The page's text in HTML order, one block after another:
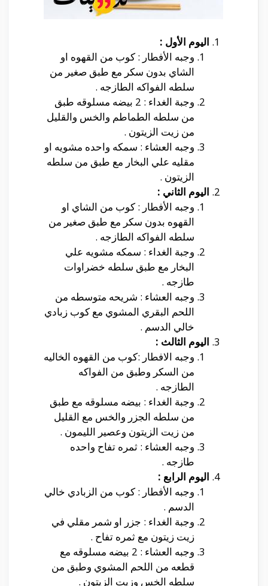
اليوم الأول :
وجبه الأفطار : كوب من القهوه او
الشاي بدون سكر مع طبق صغير من
سلطه الفواكه الطازجه .
وجبة الغداء : 2 بيضه مسلوقه طبق
من سلطه الطماطم والخس والقليل
من زيت الزيتون .
وجبه العشاء : سمكه واحده مشويه او
مقليه علي البخار مع طبق من سلطه
الزيتون .
اليوم الثاني :
وجبه الأفطار : كوب من الشاي او
القهوه بدون سكر مع طبق صغير من
سلطه الفواكه الطازجه .
وجبة الغداء : سمكه مشويه علي
البخار مع طبق سلطه خضراوات
طازجه .
وجبه العشاء : شريحه متوسطه من
اللحم البقري المشوي مع كوب زبادي
خالي الدسم .
اليوم الثالث :
وجبه الافطار :كوب من القهوه الخاليه
من السكر وطبق من الفواكه
الطازجه .
وجبة الغداء : بيضه مسلوقه مع طبق
من سلطه الجزر والخس مع القليل
من زيت الزيتون وعصير الليمون .
وجبه العشاء : ثمره تفاح واحده
طازجه .
اليوم الرابع :
وجبه الأفطار : كوب من الزبادي خالي
الدسم .
وجبة الغداء : جزر او شمر مقلي في
زيت زيتون مع ثمره تفاح .
وجبه العشاء : 2 بيضه مسلوقه مع
قطعه من اللحم المشوي وطبق من
سلطه الخس وزيت الزيتون .